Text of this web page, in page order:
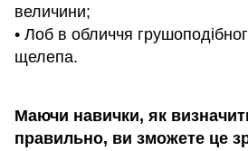
величини;
• Лоб в обличчя
щелепа.
Маючи навички, як
правильно, ви зможете це